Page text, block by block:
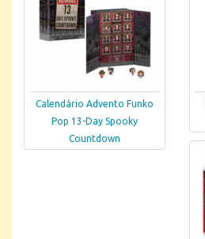
Calendário Advento Funko
Pop 13-Day Spooky
Countdown